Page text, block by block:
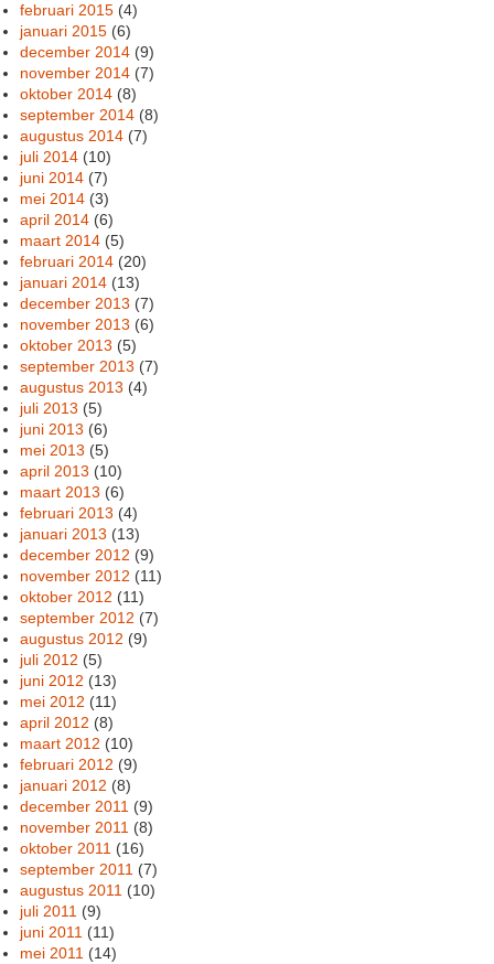
februari 2015 (4)
januari 2015 (6)
december 2014 (9)
november 2014 (7)
oktober 2014 (8)
september 2014 (8)
augustus 2014 (7)
juli 2014 (10)
juni 2014 (7)
mei 2014 (3)
april 2014 (6)
maart 2014 (5)
februari 2014 (20)
januari 2014 (13)
december 2013 (7)
november 2013 (6)
oktober 2013 (5)
september 2013 (7)
augustus 2013 (4)
juli 2013 (5)
juni 2013 (6)
mei 2013 (5)
april 2013 (10)
maart 2013 (6)
februari 2013 (4)
januari 2013 (13)
december 2012 (9)
november 2012 (11)
oktober 2012 (11)
september 2012 (7)
augustus 2012 (9)
juli 2012 (5)
juni 2012 (13)
mei 2012 (11)
april 2012 (8)
maart 2012 (10)
februari 2012 (9)
januari 2012 (8)
december 2011 (9)
november 2011 (8)
oktober 2011 (16)
september 2011 (7)
augustus 2011 (10)
juli 2011 (9)
juni 2011 (11)
mei 2011 (14)